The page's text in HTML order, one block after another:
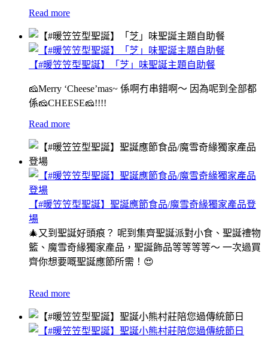
Read more
【#暖笠笠型聖誕】「芝」味聖誕主題自助餐
🧀Merry ‘Cheese’mas~ 係啊冇串錯啊～ 因為呢到全部都
係🧀CHEESE🧀!!!!
Read more
【#暖笠笠型聖誕】聖誕應節食品/魔雪奇緣獨家產品登
場
🎄又到聖誕好頭痕？ 呢到集齊聖誕派對小食、聖誕禮物
籃、魔雪奇緣獨家產品，聖誕飾品等等等等～ 一次過買
齊你想要嘅聖誕應節所需！😍
Read more